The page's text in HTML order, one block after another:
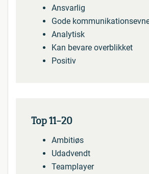
Ansvarlig
Gode
Analytisk
Kan bevare overblikket
Positiv
Top 11-20
Ambitiøs
Udadvendt
Teamplayer